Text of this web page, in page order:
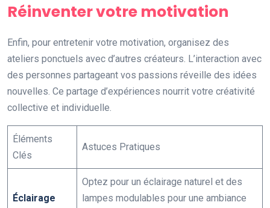
Réinventer votre motivation
Enfin, pour entretenir votre motivation, organisez des
ateliers ponctuels avec d’autres créateurs. L’interaction avec
des personnes partageant vos passions réveille des idées
nouvelles. Ce partage d’expériences nourrit votre créativité
collective et individuelle.
Éléments
Clés
Astuces Pratiques
Éclairage
Optez pour un éclairage naturel et des
lampes modulables pour une ambiance